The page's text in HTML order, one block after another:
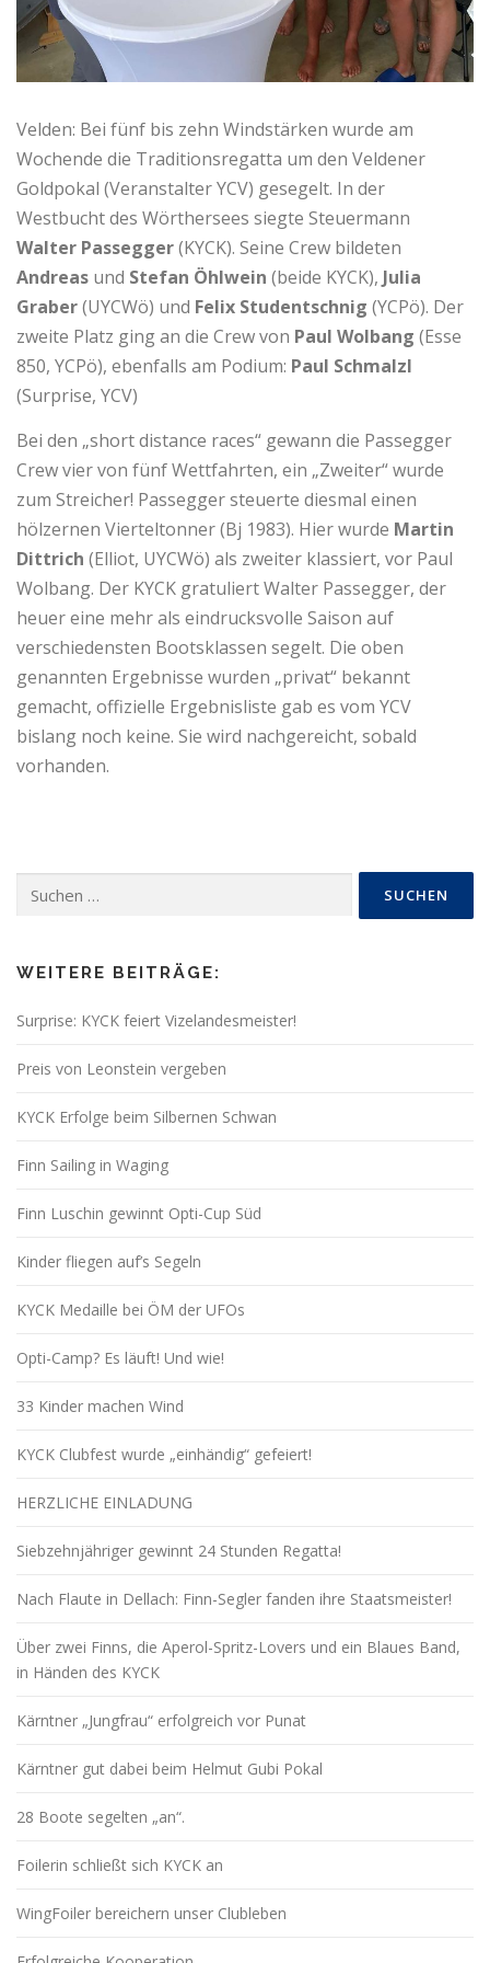
Velden: Bei fünf bis zehn Windstärken wurde am
Wochende die Traditionsregatta um den Veldener
Goldpokal (Veranstalter YCV) gesegelt. In der
Westbucht des Wörthersees siegte Steuermann
Walter Passegger(KYCK). Seine Crew bildeten
Andreas und Stefan Öhlwein (beide KYCK), Julia
Graber(UYCWö) und Felix Studentschnig (YCPö). Der
zweite Platz ging an die Crew von Paul Wolbang (Esse
850, YCPö), ebenfalls am Podium: Paul Schmalzl
(Surprise, YCV)
Bei den „short distance races“ gewann die Passegger
Crew vier von fünf Wettfahrten, ein „Zweiter“ wurde
zum Streicher! Passegger steuerte diesmal einen
hölzernen Vierteltonner (Bj 1983). Hier wurde Martin
Dittrich (Elliot, UYCWö) als zweiter klassiert, vor Paul
Wolbang. Der KYCK gratuliert Walter Passegger, der
heuer eine mehr als eindrucksvolle Saison auf
verschiedensten Bootsklassen segelt. Die oben
genannten Ergebnisse wurden „privat“ bekannt
gemacht, offizielle Ergebnisliste gab es vom YCV
bislang noch keine. Sie wird nachgereicht, sobald
vorhanden.
nach:
WEITERE BEITRÄGE:
Surprise: KYCK feiert Vizelandesmeister!
Preis von Leonstein vergeben
KYCK Erfolge beim Silbernen Schwan
Finn Sailing in Waging
Finn Luschin gewinnt Opti-Cup Süd
Kinder fliegen auf’s Segeln
KYCK Medaille bei ÖM der UFOs
Opti-Camp? Es läuft! Und wie!
33 Kinder machen Wind
KYCK Clubfest wurde „einhändig“ gefeiert!
HERZLICHE EINLADUNG
Siebzehnjähriger gewinnt 24 Stunden Regatta!
Nach Flaute in Dellach: Finn-Segler fanden ihre Staatsmeister!
Über zwei Finns, die Aperol-Spritz-Lovers und ein Blaues Band,
in Händen des KYCK
Kärntner „Jungfrau“ erfolgreich vor Punat
Kärntner gut dabei beim Helmut Gubi Pokal
28 Boote segelten „an“.
Foilerin schließt sich KYCK an
WingFoiler bereichern unser Clubleben